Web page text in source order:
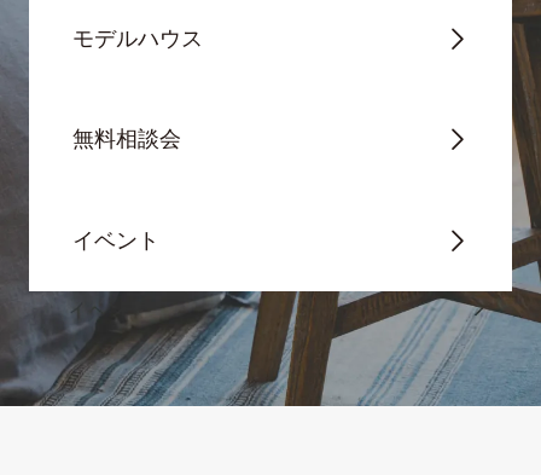
モデルハウス
無料相談会
イベント